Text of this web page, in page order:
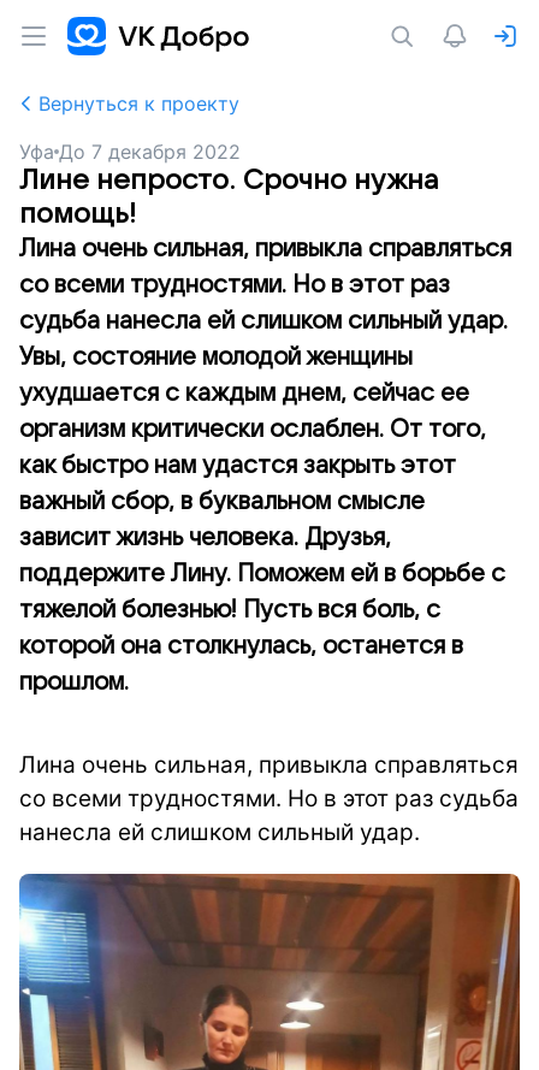
Вернуться к проекту
Уфа До 7 декабря 2022
Лине непросто. Срочно нужна
помощь!
Лина очень сильная, привыкла справляться
со всеми трудностями. Но в этот раз
судьба нанесла ей слишком сильный удар.
Увы, состояние молодой женщины
ухудшается с каждым днем, сейчас ее
организм критически ослаблен. От того,
как быстро нам удастся закрыть этот
важный сбор, в буквальном смысле
зависит жизнь человека. Друзья,
поддержите Лину. Поможем ей в борьбе с
тяжелой болезнью! Пусть вся боль, с
которой она столкнулась, останется в
прошлом.
Лина очень сильная, привыкла справляться
со всеми трудностями. Но в этот раз судьба
нанесла ей слишком сильный удар.